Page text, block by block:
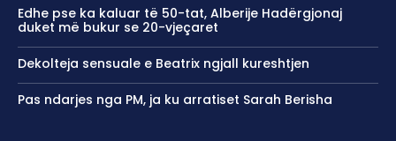
Edhe pse ka kaluar të 50-tat, Alberije Hadërgjonaj
duket më bukur se 20-vjeçaret
Dekolteja sensuale e Beatrix ngjall kureshtjen
Pas ndarjes nga PM, ja ku arratiset Sarah Berisha